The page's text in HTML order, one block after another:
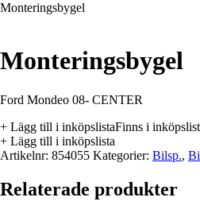
Monteringsbygel
Monteringsbygel
Ford Mondeo 08- CENTER
+ Lägg till i inköpslistaFinns i
+ Lägg till i inköpslista
Artikelnr: 854055 Kategorier: Bilsp.,
Relaterade produkter